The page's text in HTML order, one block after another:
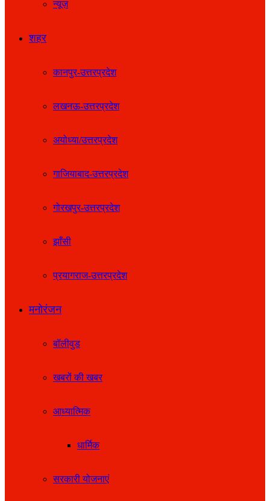
न्यूज़
शहर
कानपुर-उत्तरप्रदेश
लखनऊ-उत्तरप्रदेश
अयोध्या/उत्तरप्रदेश
गाजियाबाद-उत्तरप्रदेश
गोरखपुर-उत्तरप्रदेश
झाँसी
प्रयागराज-उत्तरप्रदेश
मनोरंजन
बॉलीवुड
खबरों की खबर
आध्यात्मिक
धार्मिक
सरकारी योजनाएं